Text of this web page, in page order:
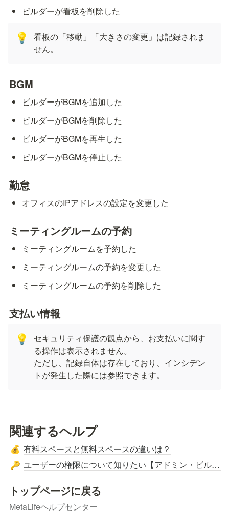
ビルダーが看板を削除した
💡
看板の「移動」「大きさの変更」は記録されま
せん。
BGM
ビルダーがBGMを追加した
ビルダーがBGMを削除した
ビルダーがBGMを再生した
ビルダーがBGMを停止した
勤怠
オフィスのIPアドレスの設定を変更した
ミーティングルームの予約
ミーティングルームを予約した
ミーティングルームの予約を変更した
ミーティングルームの予約を削除した
支払い情報
💡
セキュリティ保護の観点から、お支払いに関す
る操作は表示されません。
ただし、記録自体は存在しており、インシデン
トが発生した際には参照できます。
関連するヘルプ
💰 有料スペースと無料スペースの違いは？
🔑 ユーザーの権限について知りたい【アドミン・ビルダー・メンバー】
トップページに戻る
MetaLifeヘルプセンター